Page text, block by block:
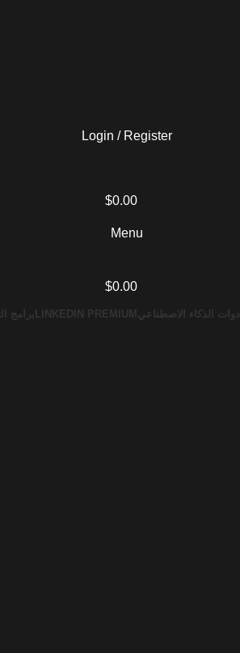
Login / Register
$0.00
Menu
$0.00
ادوات الذكاء الاصطناعي LINKEDIN PREMIUM برامج